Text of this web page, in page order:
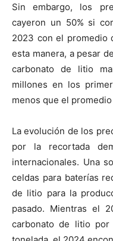
Sin embargo, los
cayeron un 50% si
2023 con el promedio
esta manera, a pesar
carbonato de litio
millones en los
menos que el
La evolución de los
por la recortada
internacionales. Una
celdas para baterías
de litio para la
pasado. Mientras el
carbonato de litio